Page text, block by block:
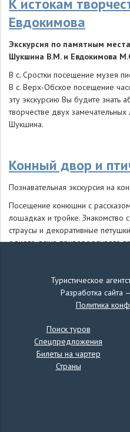
Евдокимова
Экскурсия по памятным
Шукшина В.М. и Евдокимова
В с. Сростки посещение музея
В с. Верх-Обское посещение
эту экскурсию Вы будите знать
творчестве двух
Шукшина.
Конный двор и
Познавательная экскурсия на
Посещение конюшни с
лошадках и тройке. Знакомство
страусы и декоративные
одного даже привередливого
отведать душистый травяной
Подъем по канатно-
Церковка.
Живописная панорама курорта и
легендами к скалам
Туристическое
Разработка сайта —
Политика
Поиск туров
Спецпредложения
Билеты на чартер
Страны